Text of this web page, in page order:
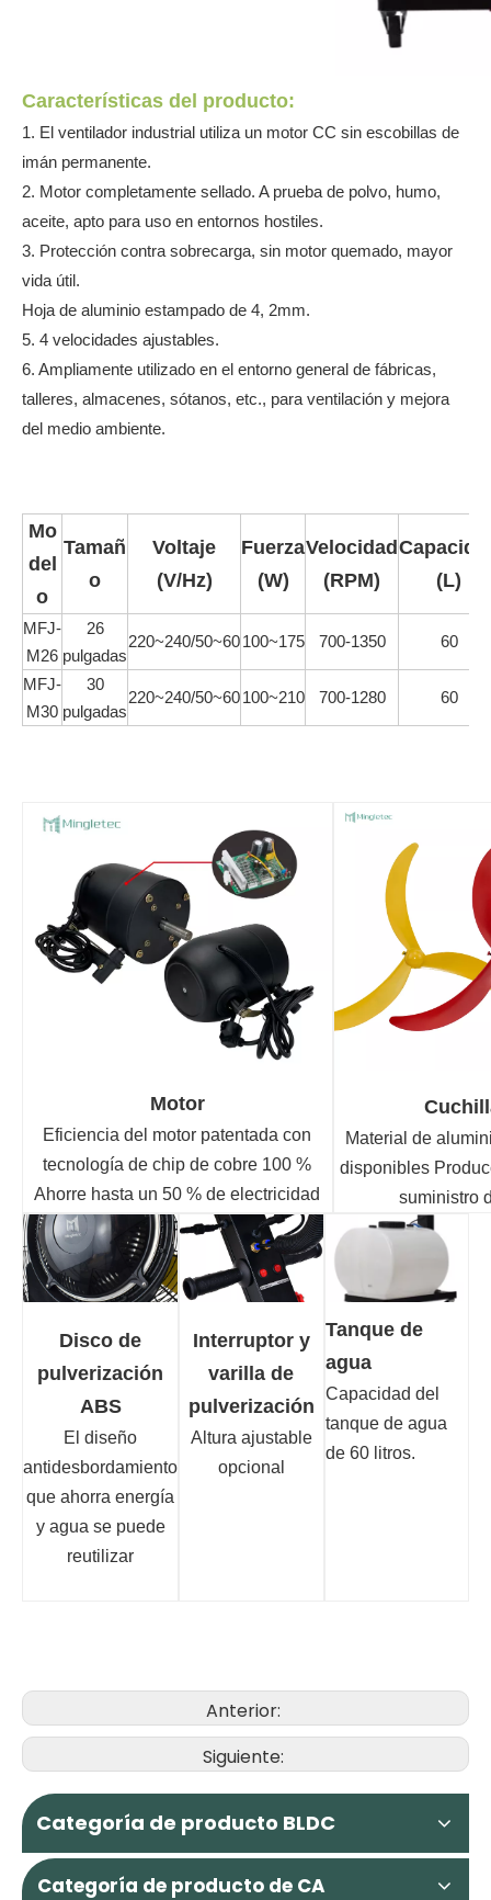
Características del producto:
1. El ventilador industrial utiliza un motor CC sin escobillas de
imán permanente.
2. Motor completamente sellado. A prueba de polvo, humo,
aceite, apto para uso en entornos hostiles.
3. Protección contra sobrecarga, sin motor quemado, mayor
vida útil.
Hoja de aluminio estampado de 4, 2mm.
5. 4 velocidades ajustables.
6. Ampliamente utilizado en el entorno general de fábricas,
talleres, almacenes, sótanos, etc., para ventilación y mejora
del medio ambiente.
Mo
del
o
Tamañ
o
Voltaje
(V/Hz)
Fuerza
(W)
Velocidad
(RPM)
(L)
MFJ-
M26
26
pulgadas
220~240/50~60100~175 700-1350 60
MFJ-
M30
30
pulgadas
220~240/50~60100~210 700-1280 60
Motor
Eficiencia del motor patentada con
tecnología de chip de cobre 100 %
Ahorre hasta un 50 % de electricidad
Material de
disponibles
suministro
Disco de
pulverización
ABS
El diseño
antidesbordamiento
que ahorra energía
y agua se puede
reutilizar
Interruptor y
varilla de
pulverización
Altura ajustable
opcional
Tanque de
agua
Capacidad del
tanque de agua
de 60 litros.
Anterior:
Siguiente:
Categoría de producto BLDC
Categoría de producto de CA